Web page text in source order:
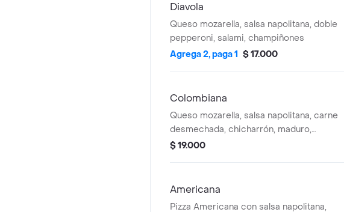
Diavola
Queso mozarella, salsa napolitana, doble
pepperoni, salami, champiñones
Agrega 2, paga 1 $ 17.000
Colombiana
Queso mozarella, salsa napolitana, carne
desmechada, chicharrón, maduro,
tocineta, maiz.
$ 19.000
Americana
Pizza Americana con salsa napolitana,